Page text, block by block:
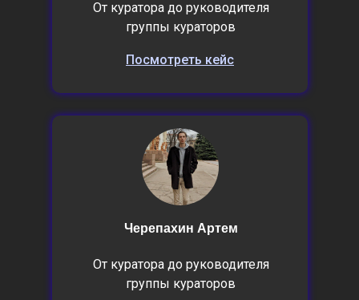
От куратора до руководителя
группы кураторов
Посмотреть кейс
Черепахин Артем
От куратора до руководителя
группы кураторов